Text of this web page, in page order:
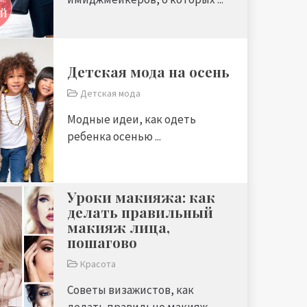
Детская мода на осень
Детская мода
Модные идеи, как одеть
ребенка осенью ...
Уроки макияжа: как
делать правильный
макияж лица,
пошагово
Красота
Советы визажистов, как